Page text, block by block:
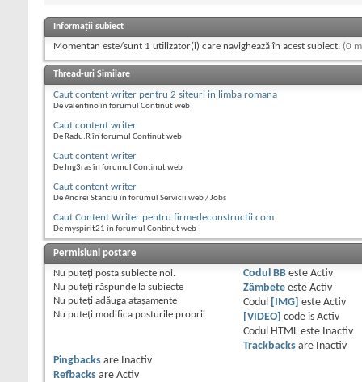
Informații subiect
Momentan este/sunt 1 utilizator(i) care navighează în acest subiect. (0
Thread-uri Similare
Caut content writer pentru 2 siteuri in limba romana
De valentino în forumul Continut web
Caut content writer
De Radu.R în forumul Continut web
Caut content writer
De Ing3ras în forumul Continut web
Caut content writer
De Andrei Stanciu în forumul Servicii web / Jobs
Caut Content Writer pentru firmedeconstructii.com
De myspirit21 în forumul Continut web
Permisiuni postare
Nu puteţi posta subiecte noi.
Nu puteţi răspunde la subiecte
Nu puteţi adăuga ataşamente
Nu puteţi modifica posturile proprii
Codul BBeste Activ
Zâmbeteeste Activ
Codul
[IMG] este Activ
[VIDEO]
code is Activ
Codul HTML este
Inactiv
Trackbacksare
Inactiv
Pingbacks are
Inactiv
Refbacks are Activ